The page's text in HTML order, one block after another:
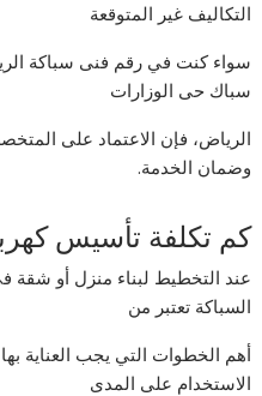
التكاليف غير المتوقعة
سواء كنت في رقم فنى سباكة
سباك حى الوزارات
الرياض، فإن الاعتماد على
وضمان الخدمة.
كم تكلفة تأسيس
عند التخطيط لبناء منزل أو
السباكة تعتبر من
أهم الخطوات التي يجب العناية
الاستخدام على المدى